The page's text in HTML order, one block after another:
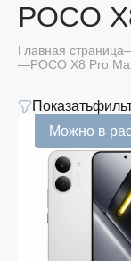
POCO
Главная страница
POCO X8 Pro
Показать
Цена
Цвет
Можно в